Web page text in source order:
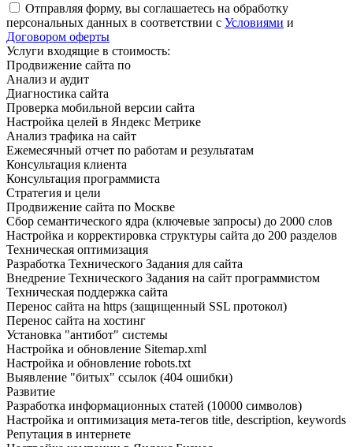
Отправляя форму, вы соглашаетесь на обработку
персональных данных в соответствии с Условиями и
Договором оферты
Услуги входящие в стоимость:
Продвижение сайта по
Анализ и аудит
Диагностика сайта
Проверка мобильной версии сайта
Настройка целей в Яндекс Метрике
Анализ трафика на сайт
Ежемесячный отчет по работам и результатам
Консультация клиента
Консультация программиста
Стратегия и цели
Продвижение сайта по Москве
Сбор семантического ядра (ключевые запросы) до 2000 слов
Настройка и корректировка структуры сайта до 200 разделов
Техническая оптимизация
Разработка Технического Задания для сайта
Внедрение Технического Задания на сайт программистом
Техническая поддержка сайта
Перенос сайта на https (защищенный SSL протокол)
Перенос сайта на хостинг
Установка "антибот" системы
Настройка и обновление Sitemap.xml
Настройка и обновление robots.txt
Выявление "битых" ссылок (404 ошибки)
Развитие
Разработка информационных статей (10000 символов)
Настройка и оптимизация мета-тегов title, description, keywords
Репутация в интернете